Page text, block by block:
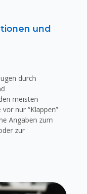
und
durch
meisten
nur “Klappen”
Angaben zum
zur